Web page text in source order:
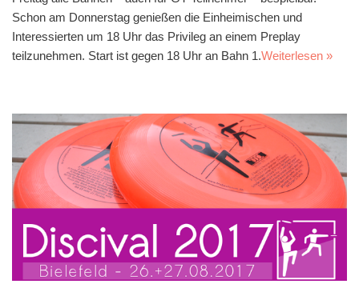
Schon am Donnerstag genießen die Einheimischen und
Interessierten um 18 Uhr das Privileg an einem Preplay
teilzunehmen. Start ist gegen 18 Uhr an Bahn 1.Weiterlesen »